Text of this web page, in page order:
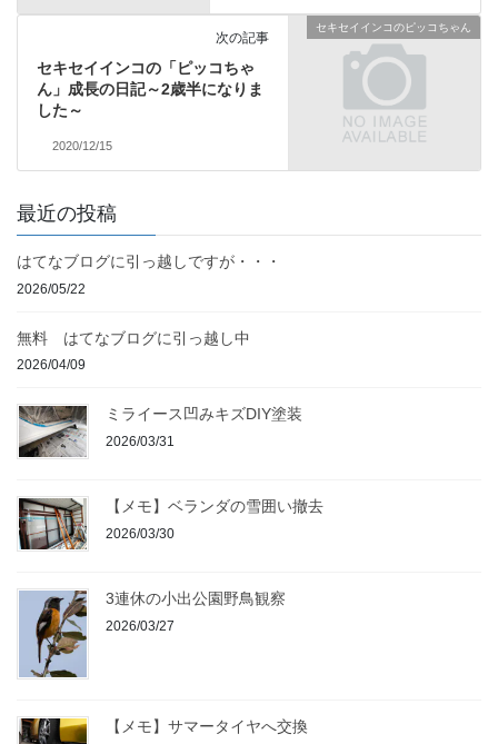
セキセイインコのピッコちゃん
次の記事
セキセイインコの「ピッコちゃ
ん」成長の日記～2歳半になりま
した～
2020/12/15
最近の投稿
はてなブログに引っ越しですが・・・
2026/05/22
無料 はてなブログに引っ越し中
2026/04/09
ミライース凹みキズDIY塗装
2026/03/31
【メモ】ベランダの雪囲い撤去
2026/03/30
3連休の小出公園野鳥観察
2026/03/27
【メモ】サマータイヤへ交換